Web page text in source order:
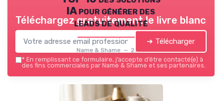
IA pour générer des
leads de qualité
Name & Shame — 2026
Téléchargez gratuitement le livre blanc
➔ Télécharger
* En remplissant ce formulaire, j’accepte d’être contacté(e) à
des fins commerciales par Name & Shame et ses partenaires.